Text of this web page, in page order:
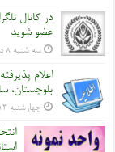
در کانال
عضو شوید
سه شنبه ۸ دی ۱۳۹۴
اعلام
بلوچستان،
چهارشنبه ۱۳ آذر ۱۳۹۲